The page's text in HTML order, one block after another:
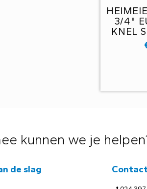
3/4"
KNEL
kunnen we je
de slag Contact